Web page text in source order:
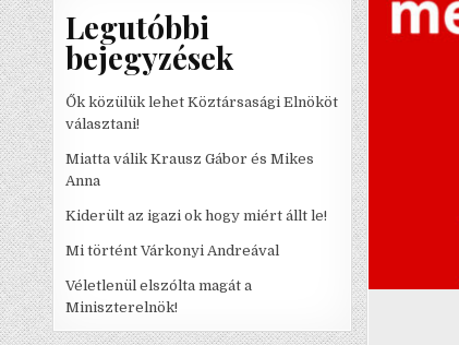
Legutóbbi
bejegyzések
Ők közülük lehet Köztársasági Elnököt
választani!
Miatta válik Krausz Gábor és Mikes
Anna
Kiderült az igazi ok hogy miért állt le!
Mi történt Várkonyi Andreával
Véletlenül elszólta magát a
Miniszterelnök!